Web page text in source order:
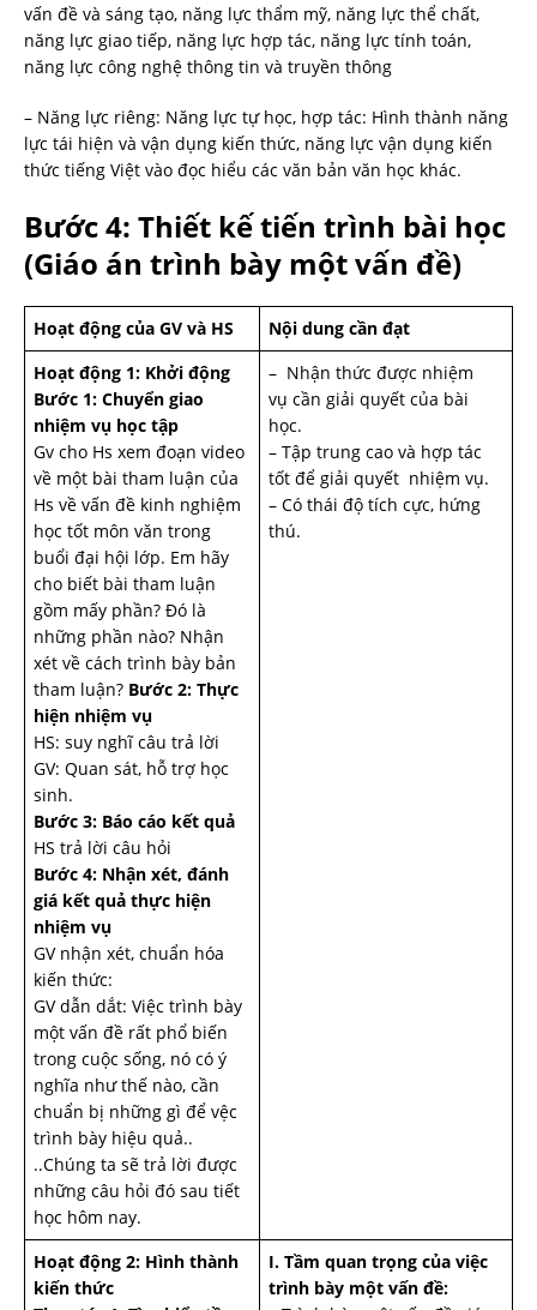
vấn đề và sáng tạo, năng lực thẩm mỹ, năng lực thể chất,
năng lực giao tiếp, năng lực hợp tác, năng lực tính toán,
năng lực công nghệ thông tin và truyền thông
– Năng lực riêng: Năng lực tự học, hợp tác: Hình thành năng
lực tái hiện và vận dụng kiến thức, năng lực vận dụng kiến
thức tiếng Việt vào đọc hiểu các văn bản văn học khác.
Bước 4: Thiết kế tiến trình bài học
(Giáo án trình bày một vấn đề)
Hoạt động của GV và HS
Nội dung cần đạt
Hoạt động 1: Khởi động
Bước 1: Chuyển giao
nhiệm vụ học tập
Gv cho Hs xem đoạn video
về một bài tham luận của
Hs về vấn đề kinh nghiệm
học tốt môn văn trong
buổi đại hội lớp. Em hãy
cho biết bài tham luận
gồm mấy phần? Đó là
những phần nào? Nhận
xét về cách trình bày bản
tham luận? Bước 2: Thực
hiện nhiệm vụ
HS: suy nghĩ câu trả lời
GV: Quan sát, hỗ trợ học
sinh.
Bước 3: Báo cáo kết quả
HS trả lời câu hỏi
Bước 4: Nhận xét, đánh
giá kết quả thực hiện
nhiệm vụ
GV nhận xét, chuẩn hóa
kiến thức:
GV dẫn dắt: Việc trình bày
một vấn đề rất phổ biến
trong cuộc sống, nó có ý
nghĩa như thế nào, cần
chuẩn bị những gì để vệc
trình bày hiệu quả..
..Chúng ta sẽ trả lời được
những câu hỏi đó sau tiết
học hôm nay.
– Nhận thức được nhiệm
vụ cần giải quyết của bài
học.
– Tập trung cao và hợp tác
tốt để giải quyết nhiệm vụ.
– Có thái độ tích cực, hứng
thú.
Hoạt động 2: Hình thành
kiến thức
I. Tầm quan trọng của việc
trình bày một vấn đề: